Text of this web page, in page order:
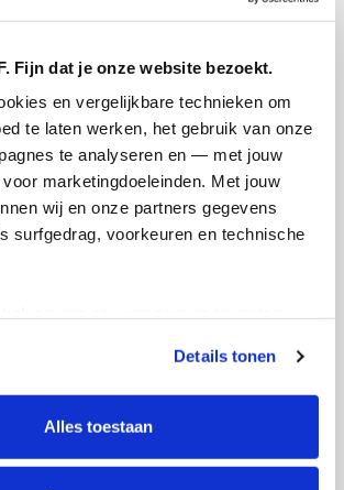
Fijn dat je onze website bezoekt.
en vergelijkbare technieken om
te laten werken, het gebruik van onze
te analyseren en — met jouw
marketingdoeleinden. Met jouw
wij en onze partners gegevens
surfgedrag, voorkeuren en technische
toestemming op elk moment wijzigen of
instellingen onderaan de pagina. De
te vinden in het tabblad “details”.
Details tonen
Alles toestaan
aan de transactiekosten
extra.
Doneer nu
Rick's badges